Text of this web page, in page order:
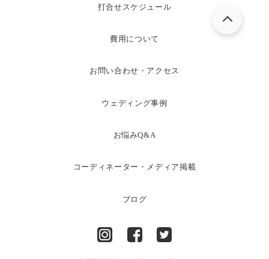
打合せスケジュール
費用について
お問い合わせ・アクセス
ウェディング事例
お悩みQ&A
コーディネーター・メディア掲載
ブログ